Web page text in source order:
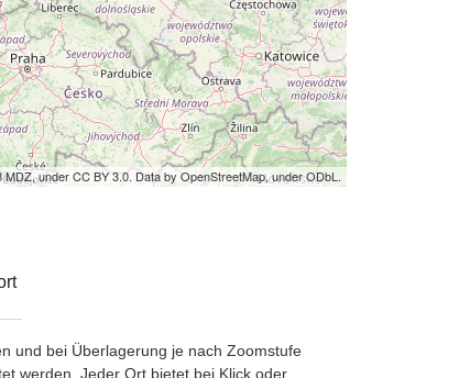
under CC BY 3.0. Data by OpenStreetMap, under ODbL.
und bei Überlagerung je nach Zoomstufe
werden. Jeder Ort bietet bei Klick oder